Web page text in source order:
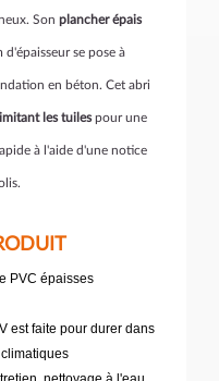
Son plancher épais
se pose à
en béton. Cet abri
les tuilespour une
à l'aide d'une notice
PVC épaisses
est faite pour durer dans